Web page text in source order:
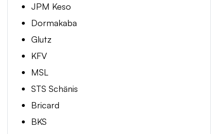
JPM Keso
Dormakaba
Glutz
KFV
MSL
STS Schänis
Bricard
BKS